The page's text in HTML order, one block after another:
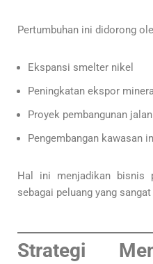
Pertumbuhan ini didorong
Ekspansi smelter nikel
Peningkatan ekspor
Proyek pembangunan
Pengembangan kawasan
Hal ini menjadikan bisnis
sebagai peluang yang
Strategi